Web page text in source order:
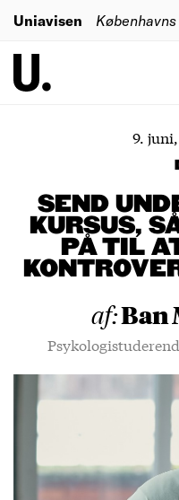
Uniavisen
9.
SEND
KURSUS,
PÅ TIL
af:Ban